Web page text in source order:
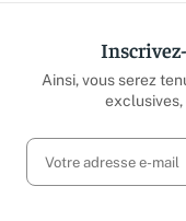
Ainsi, vous serez